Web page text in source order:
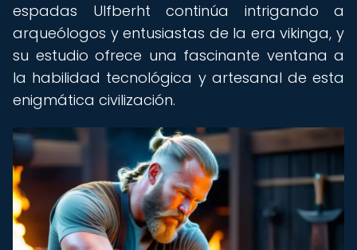
espadas Ulfberht continúa intrigando a
arqueólogos y entusiastas de la era vikinga, y
su estudio ofrece una fascinante ventana a
la habilidad tecnológica y artesanal de esta
enigmática civilización.